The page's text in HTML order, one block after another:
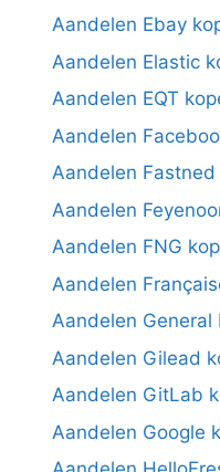
Aandelen Ebay
Aandelen Elastic
Aandelen EQT
Aandelen
Aandelen Fastned
Aandelen
Aandelen FNG
Aandelen
Aandelen General
Aandelen Gilead
Aandelen GitLab
Aandelen Google